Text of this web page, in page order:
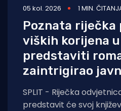
05 kol. 2026 1 MIN.
Poznata riječka
viških korijena
predstaviti
zaintrigirao
SPLIT - Riječka
predstavit će svoj